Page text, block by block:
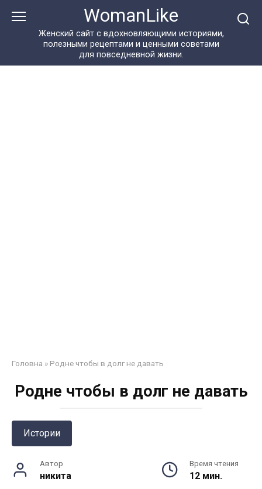
WomanLike
Женский сайт с вдохновляющими историями,
полезными рецептами и ценными советами
для повседневной жизни.
Головна » Родне чтобы в долг не давать
Родне чтобы в долг не давать
Истории
Автор
никита
Время чтения
12 мин.